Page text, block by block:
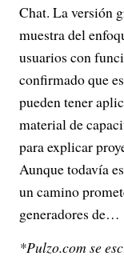
Chat. La versión
muestra del
usuarios con
confirmado que
pueden tener
material de
para explicar
Aunque todavía
un camino
generadores de…
*Pulzo.com se